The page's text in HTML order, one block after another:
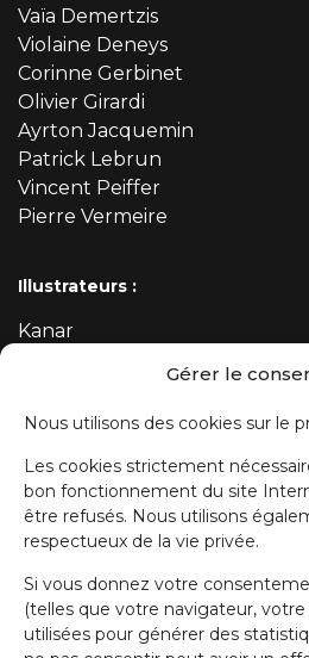
Gérer le
Nous utilisons des cookies sur le
Les cookies strictement
bon fonctionnement du site
être refusés. Nous utilisons
respectueux de la vie privée.
Si vous donnez votre
(telles que votre navigateur,
utilisées pour générer des
Vaïa Demertzis
Violaine Deneys
Corinne Gerbinet
Olivier Girardi
Ayrton Jacquemin
Patrick Lebrun
Vincent Peiffer
Pierre Vermeire
Illustrateurs :
Kanar
ABONNEZ-VOUS À NOTRE
Prénom
Nom de famille